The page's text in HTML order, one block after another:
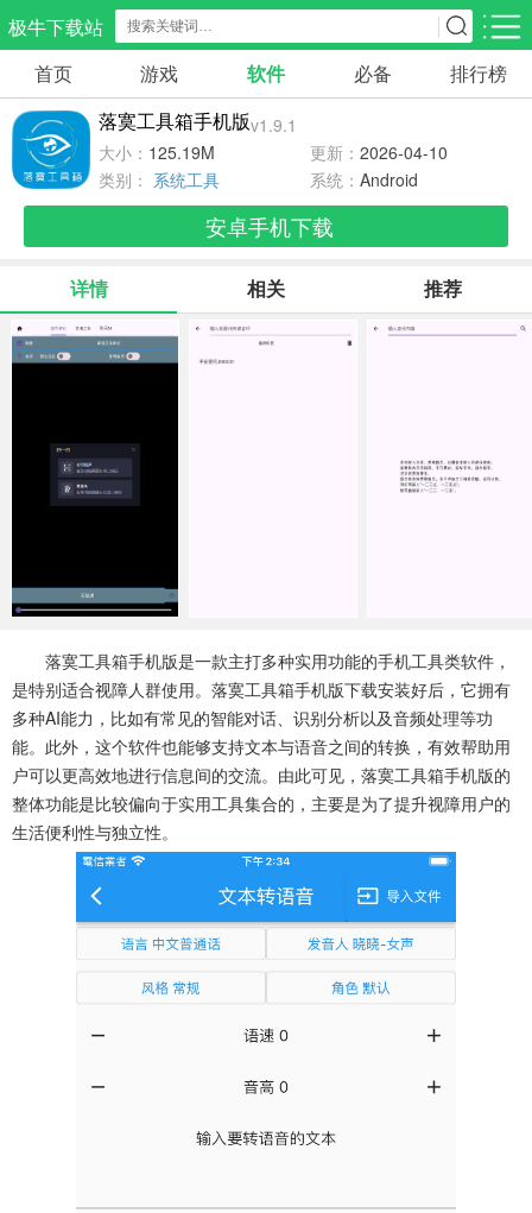
极牛下载站
应用分类 游戏分类
生活服务
298款应用
教育学习
180款应用
气象交通
85款应用
游戏辅助
478款应用
摄影美化
216款应用
社交聊天
电子图书
移动办公
新闻阅读
44款应用
603款应用
97款应用
首页 游戏 软件 必备 排行榜
落寞工具箱手机版v1.9.1
大小： 125.19M 更新： 2026-04-10
类别： 系统工具 系统： Android
安卓手机下载
详情 相关 推荐
落寞工具箱手机版是一款主打多种实用功能的手机工具类软件，
是特别适合视障人群使用。落寞工具箱手机版下载安装好后，它拥有
多种AI能力，比如有常见的智能对话、识别分析以及音频处理等功
能。此外，这个软件也能够支持文本与语音之间的转换，有效帮助用
户可以更高效地进行信息间的交流。由此可见，落寞工具箱手机版的
整体功能是比较偏向于实用工具集合的，主要是为了提升视障用户的
生活便利性与独立性。